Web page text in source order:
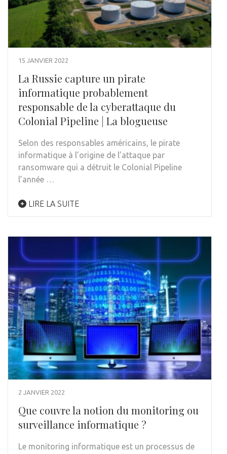
15 JANVIER 2022
La Russie capture un pirate
informatique probablement
responsable de la cyberattaque du
Colonial Pipeline | La blogueuse
Selon des responsables américains, le pirate
informatique à l’origine de l’attaque par
ransomware qui a détruit le Colonial Pipeline
l’année …
LIRE LA SUITE
2 JANVIER 2022
Que couvre la notion du monitoring ou
surveillance informatique ?
Le monitoring informatique est un processus de